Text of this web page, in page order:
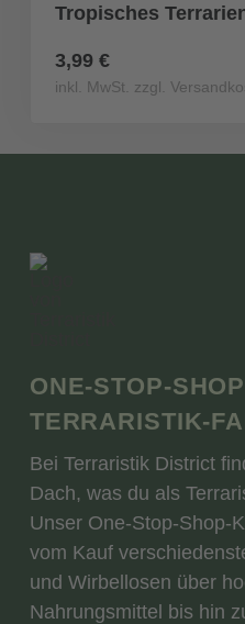
Tropisches
3,99 €
inkl. MwSt. zzgl.
ONE-STOP-
TERRARISTIK-
Bei Terraristik District
Dach, was du als
Unser One-Stop-Shop-
vom Kauf
und Wirbellosen über
Nahrungsmittel bis hin